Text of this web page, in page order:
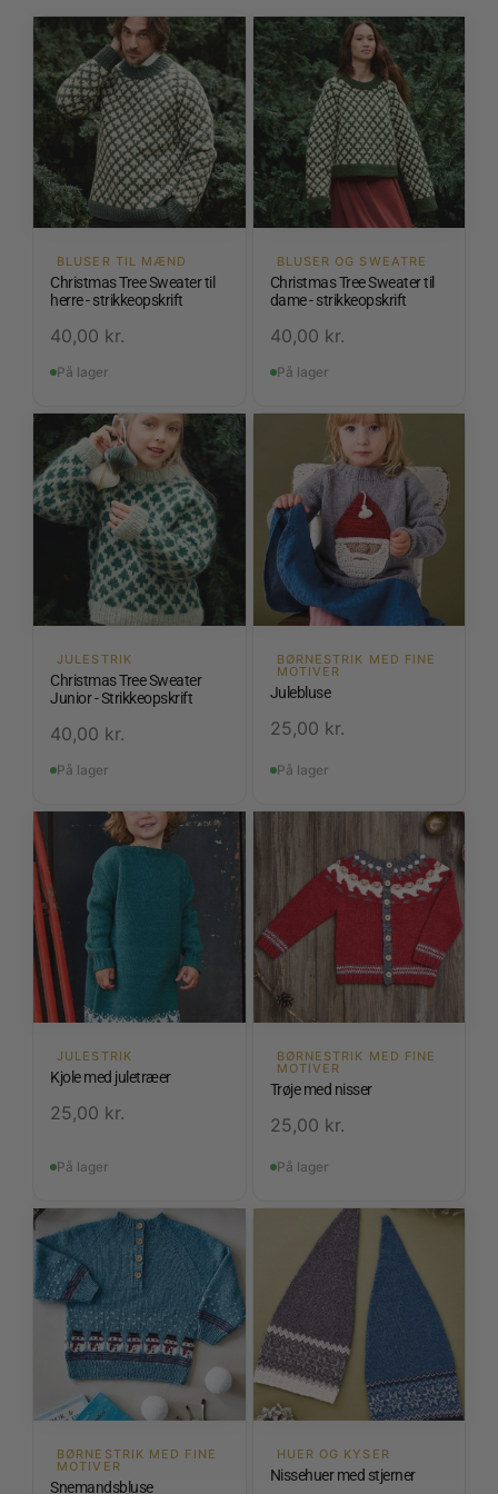
BLUSER TIL MÆND
Christmas Tree Sweater til
herre - strikkeopskrift
40,00 kr.
På lager
BLUSER OG SWEATRE
Christmas Tree Sweater til
dame - strikkeopskrift
40,00 kr.
På lager
JULESTRIK
Christmas Tree Sweater
Junior - Strikkeopskrift
40,00 kr.
På lager
BØRNESTRIK MED FINE
MOTIVER
Julebluse
25,00 kr.
På lager
JULESTRIK
Kjole med juletræer
25,00 kr.
På lager
BØRNESTRIK MED FINE
MOTIVER
Trøje med nisser
25,00 kr.
På lager
BØRNESTRIK MED FINE
MOTIVER
Snemandsbluse
HUER OG KYSER
Nissehuer med stjerner